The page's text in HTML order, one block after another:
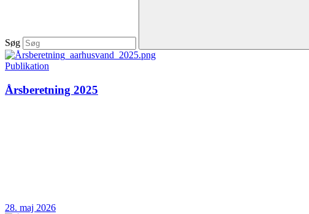
Søg
Publikation
Årsberetning 2025
28. maj 2026